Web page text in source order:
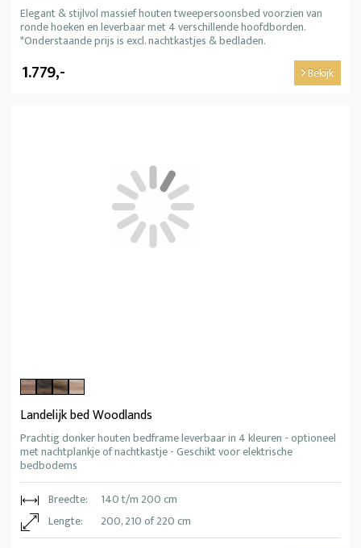
Elegant & stijlvol massief houten tweepersoonsbed voorzien van
ronde hoeken en leverbaar met 4 verschillende hoofdborden.
*Onderstaande prijs is excl. nachtkastjes & bedladen.
1.779,- Bekijk
Landelijk bed Woodlands
Prachtig donker houten bedframe leverbaar in 4 kleuren - optioneel
met nachtplankje of nachtkastje - Geschikt voor elektrische
bedbodems
Breedte:
140 t/m 200 cm
Lengte:
200, 210 of 220 cm